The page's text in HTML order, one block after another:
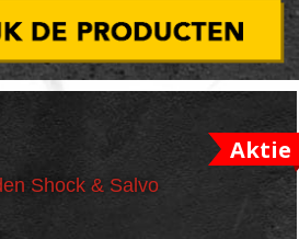
Aktie